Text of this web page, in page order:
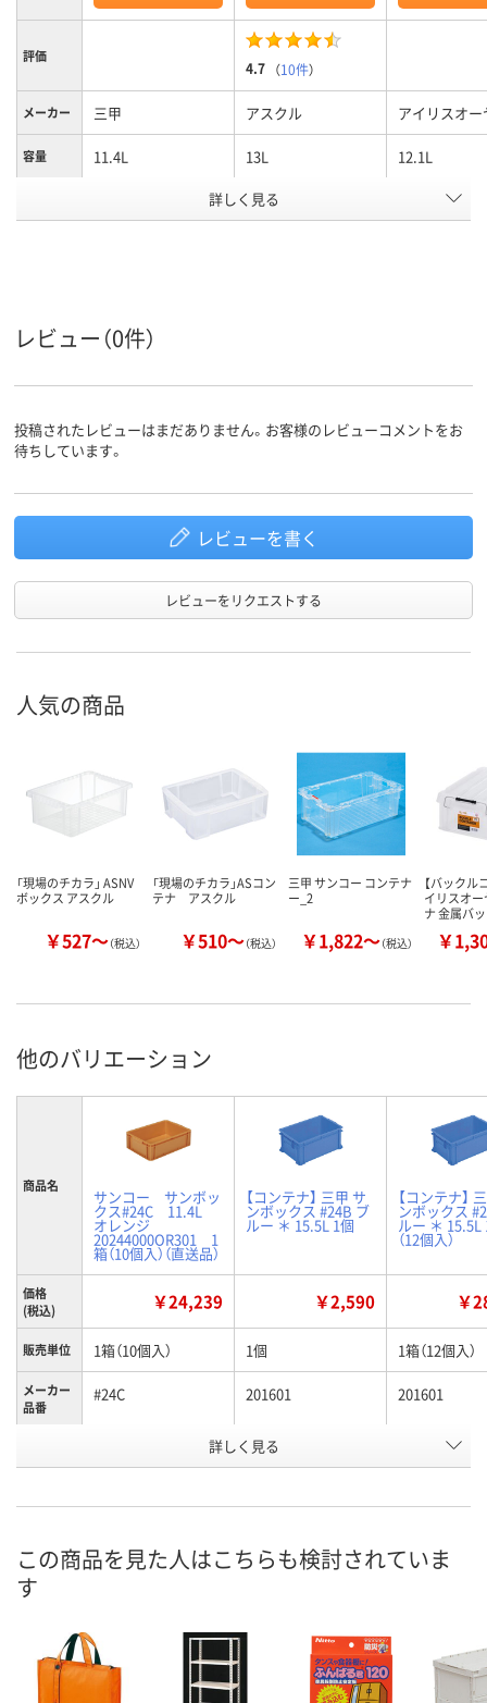
評価
4.7 （10件）
メーカー 三甲 アスクル アイリスオー
容量 11.4L 13L 12.1L
ポリプロピレン
スコア
詳しく見る
レビュー（0件）
投稿されたレビューはまだありません。お客様のレビューコメントをお
待ちしています。
レビューを書く
レビューをリクエストする
人気の商品
「現場のチカラ」 ASNV
ボックス アスクル
￥527～（税込）
「現場のチカラ」ASコン
テナ アスクル
￥510～（税込）
三甲 サンコー コンテナ
ー_2
￥1,822～（税込）
【バックル
イリスオ
ナ 金属バ
￥
他のバリエーション
商品名
サンコー サンボッ
クス#24C 11.4L
オレンジ
20244000OR301 1
箱（10個入）（直送品）
【コンテナ】 三甲 サ
ンボックス #24B ブ
ルー ＊ 15.5L 1個
【コンテナ】
ンボックス
ルー ＊ 15.5L
（12個入）
価格
(税込)
￥24,239 ￥2,590 ￥
販売単位 1箱（10個入） 1個 1箱（12個入）
メーカー
品番
#24C 201601 201601
ブルー
号
お届け日
数量
カゴへ カゴへ カ
詳しく見る
この商品を見た人はこちらも検討されていま
す